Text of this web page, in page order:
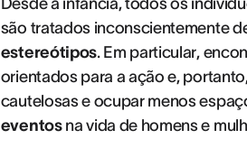
Desde a infância, todos os
são tratados inconscientemente
estereótipos. Em particular,
orientados para a ação e,
cautelosas e ocupar menos
eventosna vida de homens e